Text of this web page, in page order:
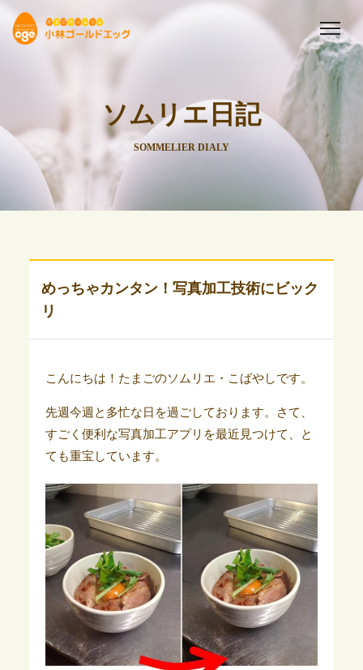
ソムリエ日記
SOMMELIER DIALY
めっちゃカンタン！写真加工技術にビック
リ
こんにちは！たまごのソムリエ・こばやしです。
先週今週と多忙な日を過ごしております。
さて、
すごく便利な写真加工アプリを最近見つけて、と
ても重宝しています。